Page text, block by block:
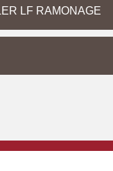
LF RAMONAGE